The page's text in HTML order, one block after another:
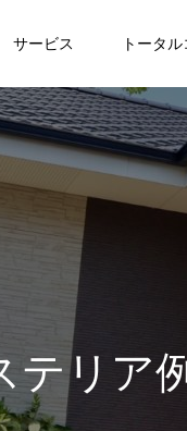
サービス トータ
テリ